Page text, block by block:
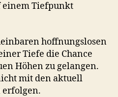
einem Tiefpunkt
hoffnungslosen
Tiefe die Chance
Höhen zu gelangen.
mit den aktuell